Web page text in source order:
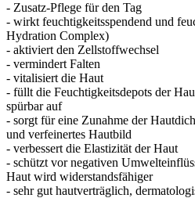
- Zusatz-Pflege für den Tag
- wirkt feuchtigkeitsspendend und
Hydration Complex)
- aktiviert den Zellstoffwechsel
- vermindert Falten
- vitalisiert die Haut
- füllt die Feuchtigkeitsdepots der
spürbar auf
- sorgt für eine Zunahme der
und verfeinertes Hautbild
- verbessert die Elastizität der Haut
- schützt vor negativen
Haut wird widerstandsfähiger
- sehr gut hautverträglich,